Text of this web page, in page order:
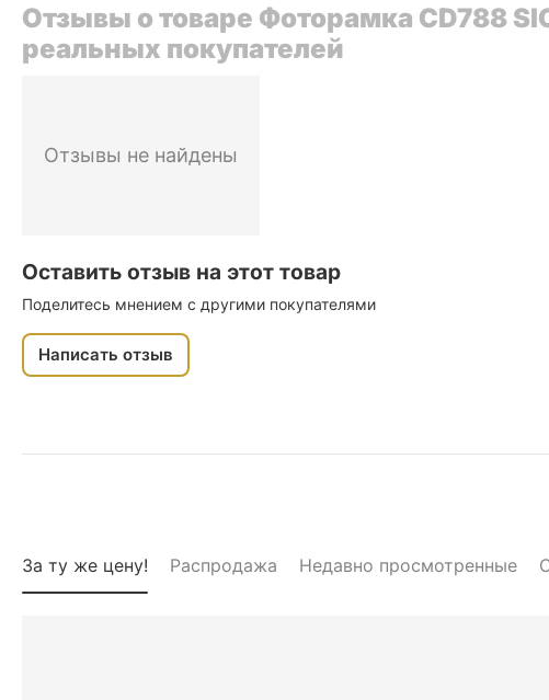
Отзывы о товаре Фоторамка CD788
реальных покупателей
Отзывы не найдены
Оставить отзыв на этот товар
Поделитесь мнением с другими покупателями
Написать отзыв
За ту же цену! Распродажа Недавно просмотренные